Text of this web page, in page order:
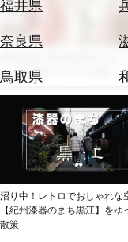
福井県
奈良県
鳥取県
テ
を
す
為
替
を
調
べ
る
天
気
を
べき豆知識とおすすめ神社
沼り中！レトロでおしゃれな
【紀州漆器のまち黒江】をゆ
散策